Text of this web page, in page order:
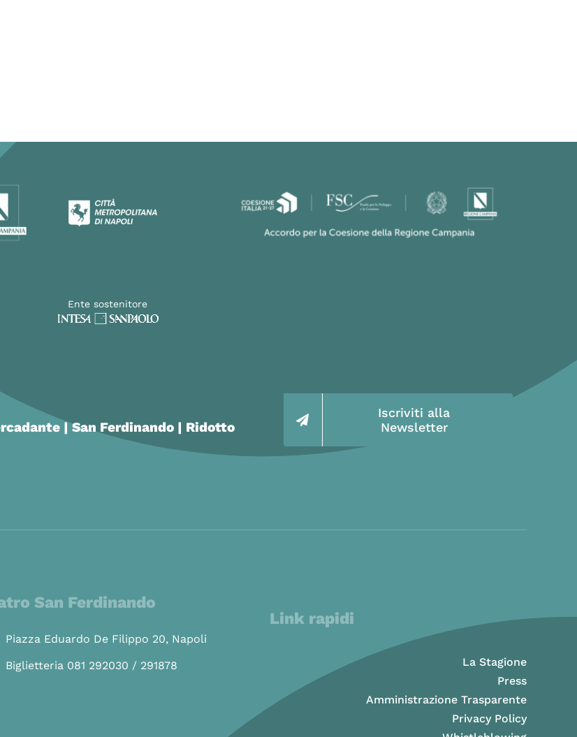
Ente sostenitore
| San Ferdinando | Ridotto
Iscriviti alla
Newsletter
San Ferdinando
Piazza Eduardo De Filippo 20, Napoli
Biglietteria 081 292030 / 291878
Link rapidi
La Stagione
Press
Amministrazione Trasparente
Privacy Policy